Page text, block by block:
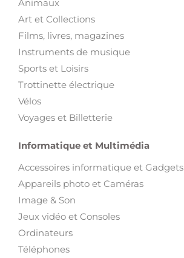
Animaux
Art et Collections
Films, livres, magazines
Instruments de musique
Sports et Loisirs
Trottinette électrique
Vélos
Voyages et Billetterie
Informatique et Multimédia
Accessoires informatique et Gadgets
Appareils photo et Caméras
Image & Son
Jeux vidéo et Consoles
Ordinateurs
Téléphones